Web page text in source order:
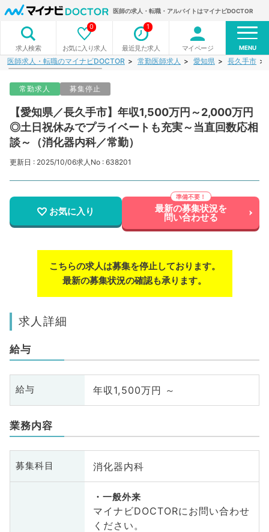
医師の求人・転職・アルバイトはマイナビDOCTOR
求人検索 お気に入り求人
0
最近見た求人
1
マイページ MENU
医師求人・転職のマイナビDOCTOR 常勤医師求人 愛知県 長久手市
常勤求人 募集停止
【愛知県／長久手市】年収1,500万円～2,000万円
◎土日祝休みでプライベートも充実～当直回数応相
談～（消化器内科／常勤）
更新日 : 2025/10/06求人No : 638201
お気に入り 最新の募集状況を
問い合わせる
こちらの求人は募集を停止しております。
最新の募集状況の確認も承ります。
求人詳細
給与
給与 年収1,500万円 ～
業務内容
募集科目 消化器内科
一般外来
マイナビDOCTORにお問い合わせ
ください。